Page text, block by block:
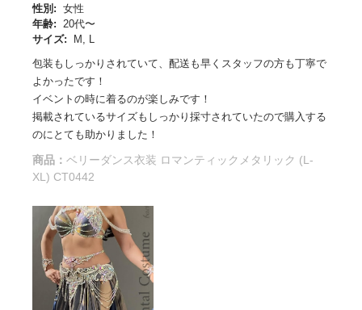
性別: 女性
年齢: 20代〜
サイズ:
M, L
包装もしっかりされていて、配送も早くスタッフの方も丁寧で
よかったです！
イベントの時に着るのが楽しみです！
掲載されているサイズもしっかり採寸されていたので購入する
のにとても助かりました！
商品： ベリーダンス衣装 ロマンティックメタリック (L-
XL) CT0442